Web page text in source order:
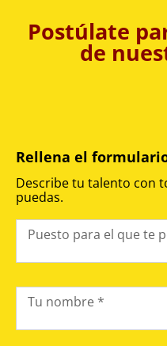
Postúlate
de
Rellena el
Describe tu talento con
puedas.
Puesto para el que te
Tu nombre *